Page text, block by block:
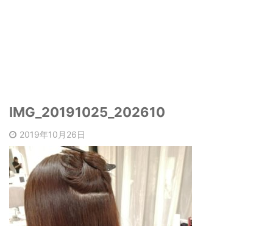
IMG_20191025_202610
2019年10月26日